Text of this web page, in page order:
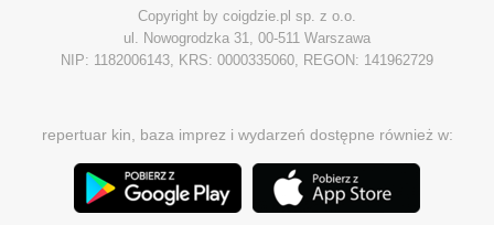
Copyright by coigdzie.pl sp. z o.o.
ul. Nowogrodzka 31, 00-511 Warszawa
NIP: 1182006143, KRS: 0000335060, REGON: 141962729
repertuar kin, baza imprez i wydarzeń dostępne również w: